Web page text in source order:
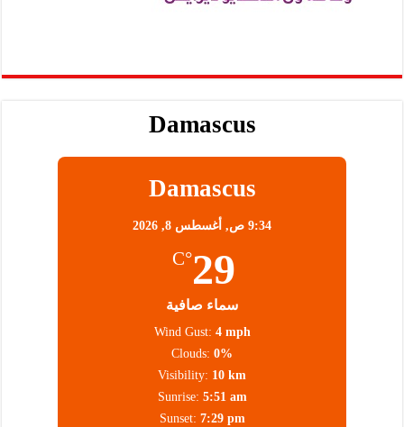
Damascus
Damascus
9:34 ص, أغسطس 8, 2026
29
°C
سماء صافية
Wind Gust: 4 mph
Clouds: 0%
Visibility: 10 km
Sunrise: 5:51 am
Sunset: 7:29 pm